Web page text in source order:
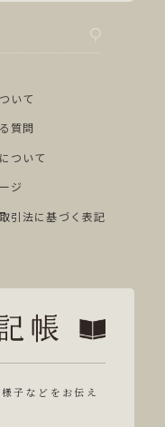
いて
質問
ついて
ジ
引法に基づく表記
子などをお伝え